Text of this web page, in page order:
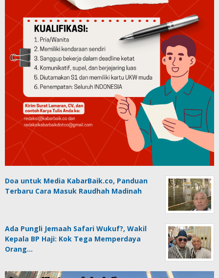
Doa untuk Media KabarBaik.co, Panduan
Terbaru Cara Masuk Raudhah Madinah
Ada Pungli Jemaah Safari Wukuf?, Wakil
Kepala BP Haji: Kok Tega Memperdaya
Orang…